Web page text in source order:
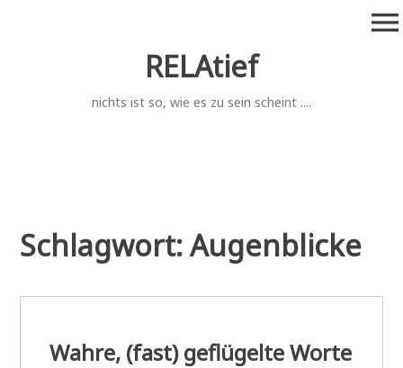
RELAtief
nichts ist so, wie es zu sein scheint ....
menu
Schlagwort:Augenblicke
Wahre, (fast) geflügelte Worte